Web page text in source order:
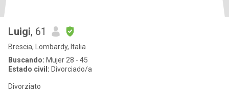
Luigi, 61
Brescia, Lombardy, Italia
Buscando: Mujer 28 - 45
Estado civil: Divorciado/a
Divorziato